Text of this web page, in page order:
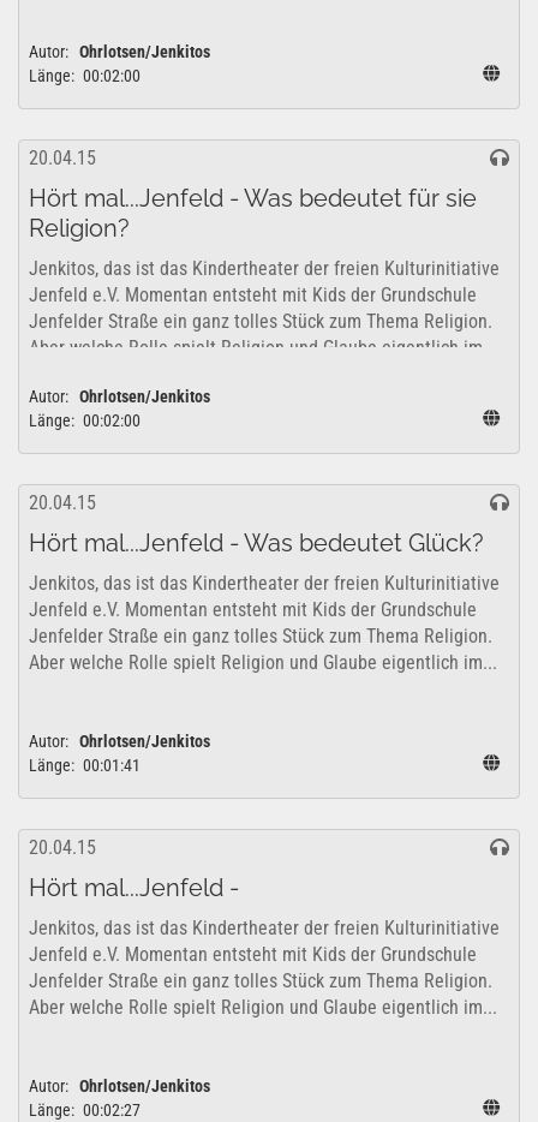
Autor: Ohrlotsen/Jenkitos
Länge: 00:02:00
20.04.15
Hört mal...Jenfeld - Was bedeutet für sie
Religion?
Jenkitos, das ist das Kindertheater der freien Kulturinitiative
Jenfeld e.V. Momentan entsteht mit Kids der Grundschule
Jenfelder Straße ein ganz tolles Stück zum Thema Religion.
Aber welche Rolle spielt Religion und Glaube eigentlich im...
Autor: Ohrlotsen/Jenkitos
Länge: 00:02:00
20.04.15
Hört mal...Jenfeld - Was bedeutet Glück?
Jenkitos, das ist das Kindertheater der freien Kulturinitiative
Jenfeld e.V. Momentan entsteht mit Kids der Grundschule
Jenfelder Straße ein ganz tolles Stück zum Thema Religion.
Aber welche Rolle spielt Religion und Glaube eigentlich im...
Autor: Ohrlotsen/Jenkitos
Länge: 00:01:41
20.04.15
Hört mal...Jenfeld -
Jenkitos, das ist das Kindertheater der freien Kulturinitiative
Jenfeld e.V. Momentan entsteht mit Kids der Grundschule
Jenfelder Straße ein ganz tolles Stück zum Thema Religion.
Aber welche Rolle spielt Religion und Glaube eigentlich im...
Autor: Ohrlotsen/Jenkitos
Länge: 00:02:27